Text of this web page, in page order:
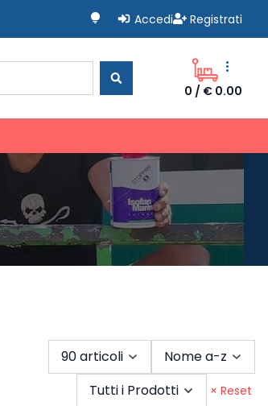
lightbulb Accedi Registrati
more_vert
0 / € 0.00
90 articoli
Nome a-z
Tutti i Prodotti
× Reset